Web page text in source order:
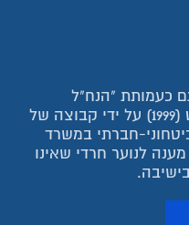
כעמותת "הנח"ל
החרדי") הוקמה בשנת התשנ"ט (1999) על ידי קבוצה של
חברתי במשרד
לנוער חרדי שאינו